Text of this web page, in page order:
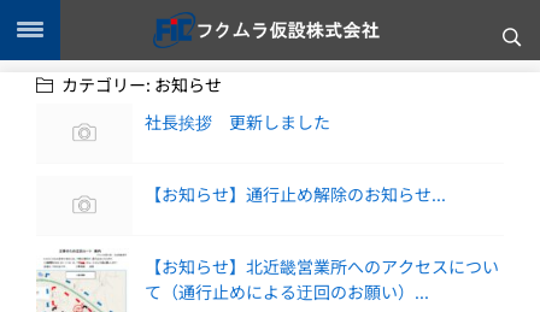
カテゴリー: お知らせ
社長挨拶 更新しました
【お知らせ】通行止め解除のお知らせ...
【お知らせ】北近畿営業所へのアクセスについ
て（通行止めによる迂回のお願い）...